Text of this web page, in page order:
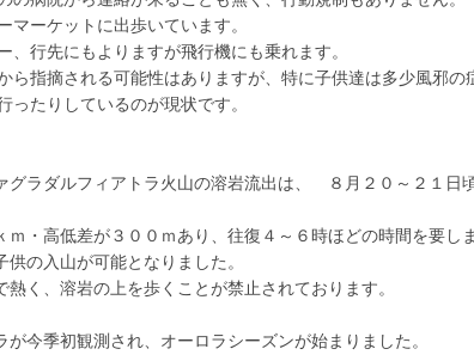
ーケットに出歩いています。
行先にもよりますが飛行機にも乗れます。
ら指摘される可能性はありますが、特に子供達は多少風邪の
たりしているのが現状です。
グラダルフィアトラ火山の溶岩流出は、 ８月２０～２１日
・高低差が３００ｍあり、往復４～６時ほどの時間を要し
の入山が可能となりました。
く、溶岩の上を歩くことが禁止されております。
今季初観測され、オーロラシーズンが始まりました。